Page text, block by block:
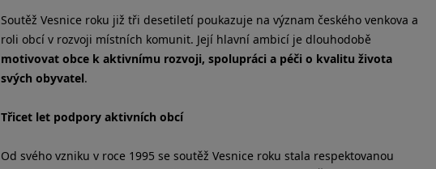
Soutěž Vesnice roku již tři desetiletí poukazuje na význam českého venkova a
roli obcí v rozvoji místních komunit. Její hlavní ambicí je dlouhodobě
motivovat obce k aktivnímu rozvoji, spolupráci a péči o kvalitu života
svých obyvatel.
Třicet let podpory aktivních obcí
Od svého vzniku v roce 1995 se soutěž Vesnice roku stala respektovanou